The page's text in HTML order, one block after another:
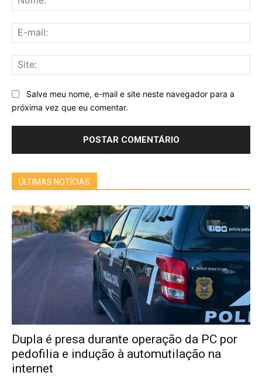
Salve meu nome, e-mail e site neste navegador para a
próxima vez que eu comentar.
ÚLTIMAS NOTÍCIAS
Dupla é presa durante operação da PC por
pedofilia e indução à automutilação na
internet